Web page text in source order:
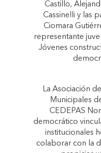
Castillo,
Cassinelli y las
Ciomara
representante
Jóvenes
La Asociación
Municipales
CEDEPAS
democrático
institucionales
colaborar con la